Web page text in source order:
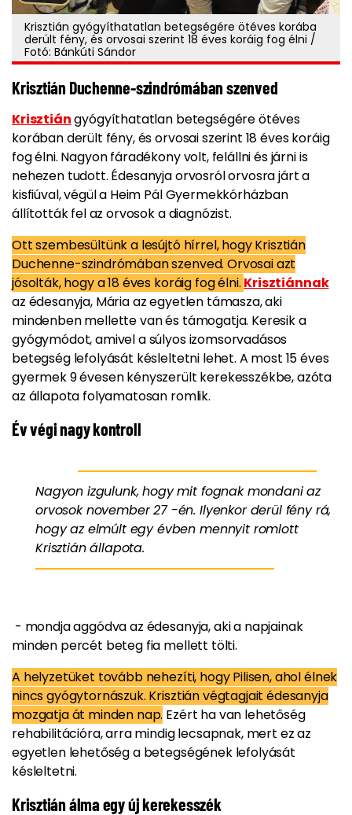
Krisztián gyógyíthatatlan betegségére ötéves korába
derült fény, és orvosai szerint 18 éves koráig fog élni /
Fotó: Bánkúti Sándor
Krisztián Duchenne-szindrómában szenved
Krisztiángyógyíthatatlan betegségére ötéves
korában derült fény, és orvosai szerint 18 éves koráig
fog élni. Nagyon fáradékony volt, felállni és járni is
nehezen tudott. Édesanyja orvosról orvosra járt a
kisfiúval, végül a Heim Pál Gyermekkórházban
állították fel az orvosok a diagnózist.
Ott szembesültünk a lesújtó hírrel, hogy Krisztián
Duchenne-szindrómában szenved. Orvosai azt
jósolták, hogy a 18 éves koráig fog élni. Krisztiánnak
az édesanyja, Mária az egyetlen támasza, aki
mindenben mellette van és támogatja. Keresik a
gyógymódot, amivel a súlyos izomsorvadásos
betegség lefolyását késleltetni lehet. A most 15 éves
gyermek 9 évesen kényszerült kerekesszékbe, azóta
az állapota folyamatosan romlik.
Év végi nagy kontroll
Nagyon izgulunk, hogy mit fognak mondani az
orvosok november 27 -én. Ilyenkor derül fény rá,
hogy az elmúlt egy évben mennyit romlott
Krisztián állapota.
- mondja aggódva az édesanyja, aki a napjainak
minden percét beteg fia mellett tölti.
A helyzetüket tovább nehezíti, hogy Pilisen, ahol élnek
nincs gyógytornászuk. Krisztián végtagjait édesanyja
mozgatja át minden nap. Ezért ha van lehetőség
rehabilitációra, arra mindig lecsapnak, mert ez az
egyetlen lehetőség a betegségének lefolyását
késleltetni.
Krisztián álma egy új kerekesszék